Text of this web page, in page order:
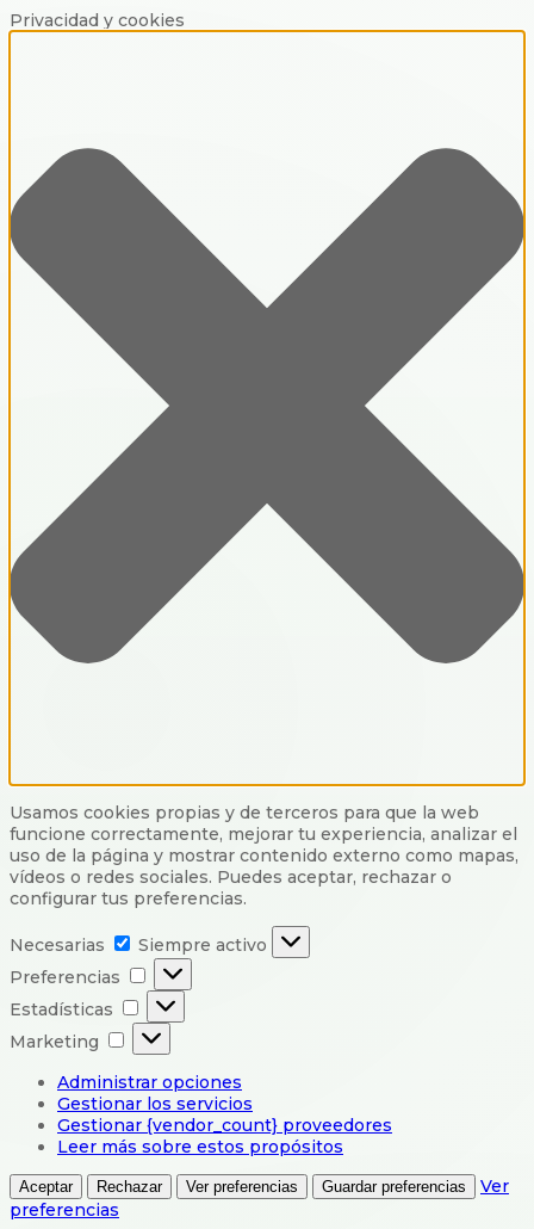
Privacidad y cookies
Usamos cookies propias y de terceros para que la web
funcione correctamente, mejorar tu experiencia, analizar el
uso de la página y mostrar contenido externo como mapas,
vídeos o redes sociales. Puedes aceptar, rechazar o
configurar tus preferencias.
Necesarias Necesarias
Siempre activo
Preferencias
Preferencias
Estadísticas
Estadísticas
Marketing
Marketing
Administrar opciones
Gestionar los servicios
Gestionar {vendor_count} proveedores
Leer más sobre estos propósitos
Aceptar Rechazar Ver preferencias Guardar preferencias
Ver
preferencias